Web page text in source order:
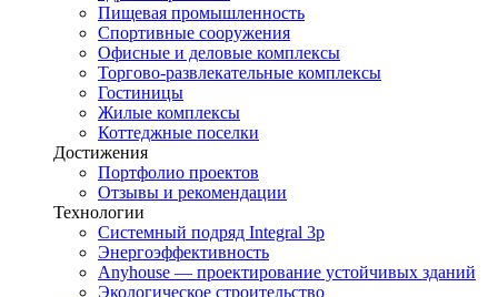
Пищевая промышленность
Спортивные сооружения
Офисные и деловые комплексы
Торгово-развлекательные комплексы
Гостиницы
Жилые комплексы
Коттеджные поселки
Достижения
Портфолио проектов
Отзывы и рекомендации
Технологии
Системный подряд Integral 3p
Энергоэффективность
Anyhouse — проектирование устойчивых зданий
Экологическое строительство